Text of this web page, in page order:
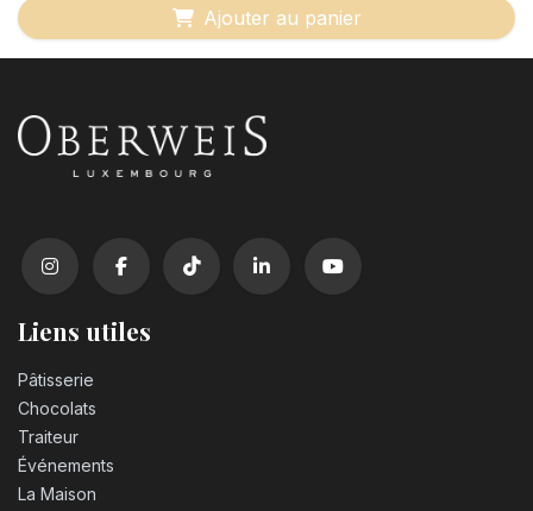
Ajouter au panier
Liens utiles
Pâtisserie
Chocolats
Traiteur
Événements
La Maison